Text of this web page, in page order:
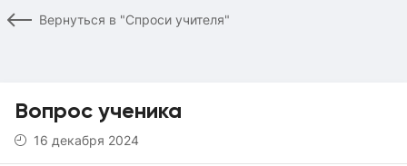
Вернуться в "Спроси учителя"
Вопрос ученика
16 декабря 2024